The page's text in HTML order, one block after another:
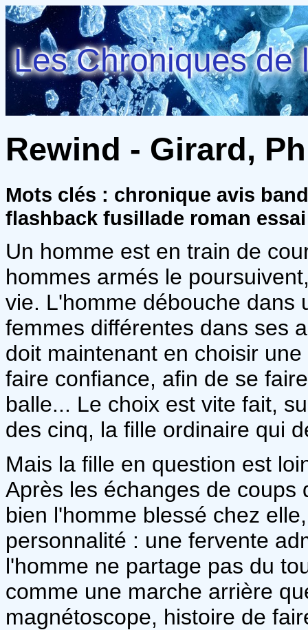
Les Chroniques de
Rewind - Girard,
Mots clés : chronique avis
flashback fusillade roman essai
Un homme est en train de
hommes armés le
vie. L'homme débouche dans
femmes différentes dans ses
doit maintenant en choisir
faire confiance, afin de se
balle... Le choix est vite fait,
des cinq, la fille ordinaire qui
Mais la fille en question est
Après les échanges de
bien l'homme blessé chez
personnalité : une fervente
l'homme ne partage pas du
comme une marche arrière
magnétoscope, histoire de